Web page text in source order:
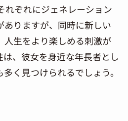
れぞれにジェネレーション
ありますが、同時に新しい
人生をより楽しめる刺激が
、彼女を身近な年長者とし
く見つけられるでしょう。